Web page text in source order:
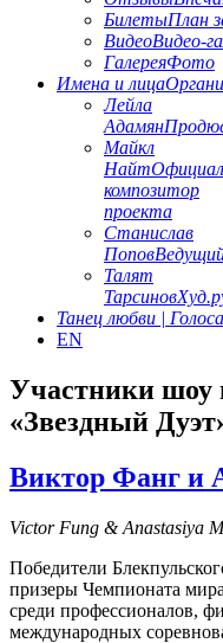
БилетыПлан
ВидеоВидео-
ГалереяФото
Имена и лица
Лейла
Адамян
Майкл
Найт
композитор
проекта
Станислав
Попов
Талят
Тарсинов
Танец любви |
EN
Участники шоу
«Звездный
Виктор Фанг и
Victor Fung & Anastasiya
Победители
призеры Чемпионата
среди профессионалов,
международных